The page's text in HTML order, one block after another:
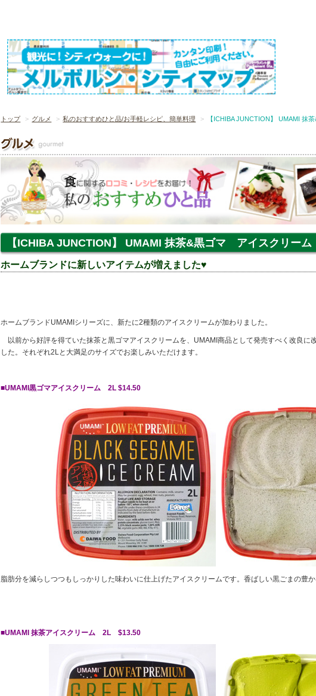
トップ グルメ 私のおすすめひと品/お手軽レシピ、簡単料理 【ICHIBA JUNCTION】 UMAMI 抹
【ICHIBA JUNCTION】 UMAMI 抹茶&黒ゴマ アイスクリーム
ホームブランドに新しいアイテムが増えました♥
ホームブランドUMAMIシリーズに、新たに2種類のアイスクリームが加わりました。
以前から好評を得ていた抹茶と黒ゴマアイスクリームを、UMAMI商品として発売すべく改良に
した。それぞれ2Lと大満足のサイズでお楽しみいただけます。
■UMAMI黒ゴマアイスクリーム 2L$14.50
脂肪分を減らしつつもしっかりした味わいに仕上げたアイスクリームです。香ばしい黒ごまの豊か
■UMAMI 抹茶アイスクリーム 2L$13.50